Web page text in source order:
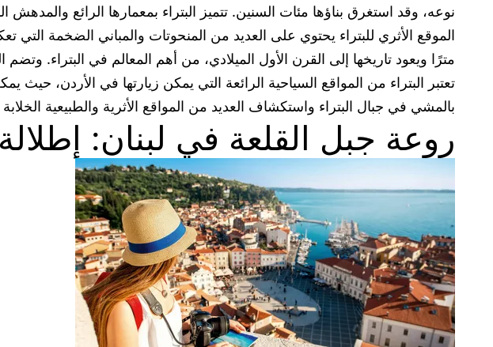
نوعه، وقد استغرق بناؤها مئات السنين. تتميز البتراء بمعمارها الرائع
مترًا ويعود تاريخها إلى القرن الأول الميلادي، من أهم المعالم في البتراء.
تعتبر البتراء من المواقع السياحية الرائعة التي يمكن زيارتها في الأردن،
بالمشي في جبال البتراء واستكشاف العديد من المواقع الأثرية والطبيعية
روعة جبل القلعة في لبنان: